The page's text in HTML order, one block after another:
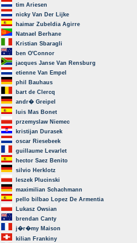
tim Ariesen
nicky Van Der Lijke
haimar Zubeldia Agirre
Natnael Berhane
Kristian Sbaragli
ben O'Connor
jacques Janse Van Rensburg
etienne Van Empel
phil Bauhaus
bart de Clercq
andr� Greipel
luis Mas Bonet
przemyslaw Niemec
kristijan Durasek
oscar Riesebeek
guillaume Levarlet
hector Saez Benito
silvio Herklotz
leszek Plucinski
maximilian Schachmann
pello bilbao Lopez De Armentia
Lukasz Owsian
brendan Canty
j�r�my Maison
kilian Frankiny